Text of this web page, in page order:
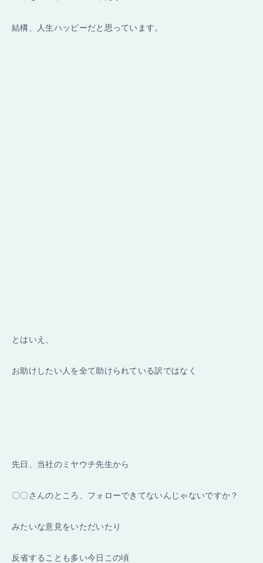
結構、人生ハッピーだと思っています。
とはいえ、
お助けしたい人を全て助けられている訳ではなく
先日、当社のミヤウチ先生から
〇〇さんのところ、フォローできてないんじゃないですか？
みたいな意見をいただいたり
反省することも多い今日この頃